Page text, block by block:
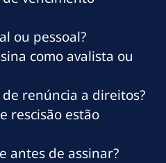
ou pessoal?
como avalista ou
renúncia a direitos?
rescisão estão
antes de assinar?